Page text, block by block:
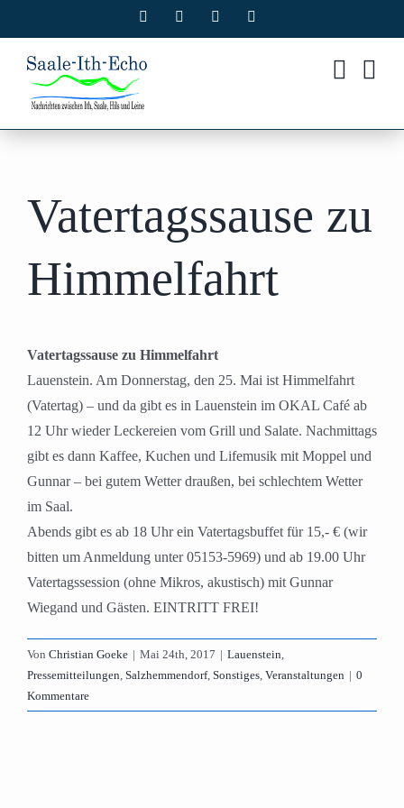
Inhalt
springen
Facebook Instagram
Vatertagssause zu
Himmelfahrt
Vatertagssause zu Himmelfahrt
Lauenstein. Am Donnerstag, den 25. Mai ist Himmelfahrt
(Vatertag) – und da gibt es in Lauenstein im OKAL Café ab
12 Uhr wieder Leckereien vom Grill und Salate. Nachmittags
gibt es dann Kaffee, Kuchen und Lifemusik mit Moppel und
Gunnar – bei gutem Wetter draußen, bei schlechtem Wetter
im Saal.
Abends gibt es ab 18 Uhr ein Vatertagsbuffet für 15,- € (wir
bitten um Anmeldung unter 05153-5969) und ab 19.00 Uhr
Vatertagssession (ohne Mikros, akustisch) mit Gunnar
Wiegand und Gästen. EINTRITT FREI!
Von Christian Goeke | Mai 24th, 2017 | Lauenstein,
Pressemitteilungen, Salzhemmendorf, Sonstiges, Veranstaltungen | 0
Kommentare